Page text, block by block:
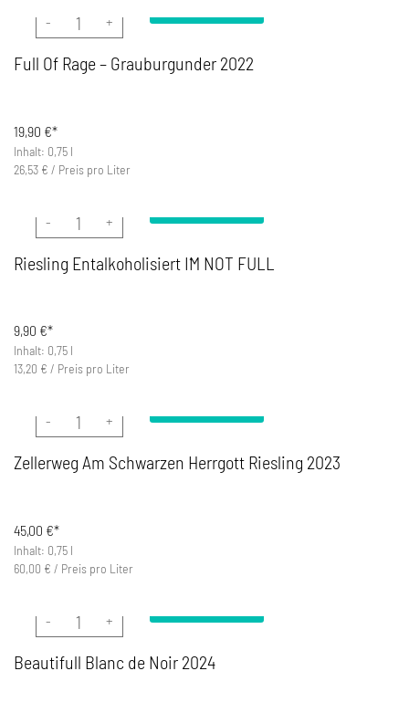
Full Of Rage - Grauburgunder 2022 Menge
Full Of Rage – Grauburgunder 2022
19,90 €*
Inhalt: 0,75 l
26,53 € / Preis pro Liter
Riesling Entalkoholisiert I´M NOT FULL Menge
Riesling Entalkoholisiert I´M NOT FULL
9,90 €*
Inhalt: 0,75 l
13,20 € / Preis pro Liter
Zellerweg Am Schwarzen Herrgott Riesling 2023 Menge
Zellerweg Am Schwarzen Herrgott Riesling 2023
45,00 €*
Inhalt: 0,75 l
60,00 € / Preis pro Liter
Beautifull Blanc de Noir 2024 Menge
Beautifull Blanc de Noir 2024